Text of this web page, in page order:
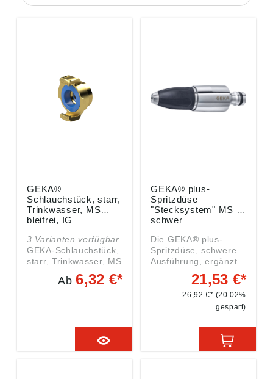
GEKA®
Schlauchstück, starr,
Trinkwasser, MS
bleifrei, IG
3 Varianten verfügbar
GEKA-Schlauchstück,
starr, Trinkwasser, MS
bleifrei, G 1 1/4 IG,
Betriebsdruck max. 40
GEKA-Kupplungen für
Trinkwasser, Messing
bleifrei, mit KTW-
Ab6,32 €*
GEKA® plus-
Spritzdüse
"Stecksystem" MS Ni
schwer
Die GEKA® plus-
Spritzdüse, schwere
Ausführung, ergänzt
die hochwertige,
robuste GEKA® plus-
Stecksystem-Familie
aus vernickeltem
CW617N/CW614N.
Umschlossen von
einer Gummierung
21,53 €*
26,92 €* (20.02%
gespart)